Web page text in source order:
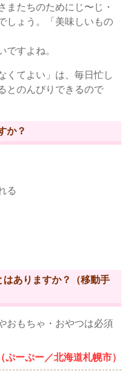
またちのためにじ〜じ・
しょう。「美味しいもの
ですよね。
くてよい」は、毎日忙し
とのんびりできるので
か？
る
はありますか？（移動手
おもちゃ・おやつは必須
（ぷーぷー／北海道札幌市）